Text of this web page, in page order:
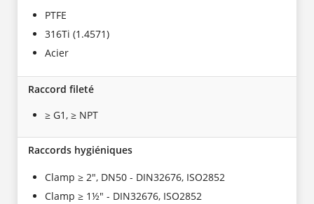
PTFE
316Ti (1.4571)
Acier
Raccord fileté
≥ G1, ≥ NPT
Raccords hygiéniques
Clamp ≥ 2", DN50 - DIN32676, ISO2852
Clamp ≥ 1½" - DIN32676, ISO2852